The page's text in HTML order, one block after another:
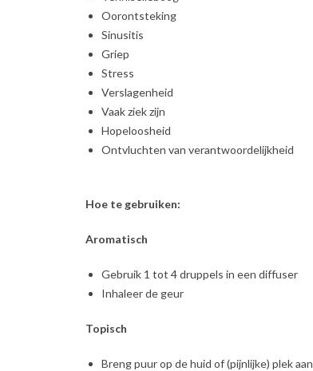
Oorontsteking
Sinusitis
Griep
Stress
Verslagenheid
Vaak ziek zijn
Hopeloosheid
Ontvluchten van verantwoordelijkheid
Hoe te gebruiken:
Aromatisch
Gebruik 1 tot 4 druppels in een diffuser
Inhaleer de geur
Topisch
Breng puur op de huid of (pijnlijke) plek aan